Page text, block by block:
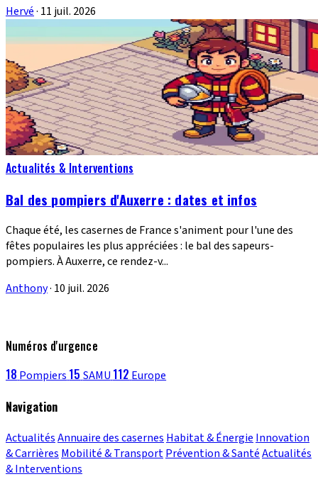
Hervé· 11 juil. 2026
Actualités & Interventions
Bal des pompiers d'Auxerre : dates et infos
Chaque été, les casernes de France s'animent pour l'une des
fêtes populaires les plus appréciées : le bal des sapeurs-
pompiers. À Auxerre, ce rendez-v...
Anthony· 10 juil. 2026
Numéros d'urgence
18 Pompiers 15 SAMU 112 Europe
Navigation
ActualitésAnnuaire des casernesHabitat & ÉnergieInnovation
& CarrièresMobilité & TransportPrévention & SantéActualités
& Interventions